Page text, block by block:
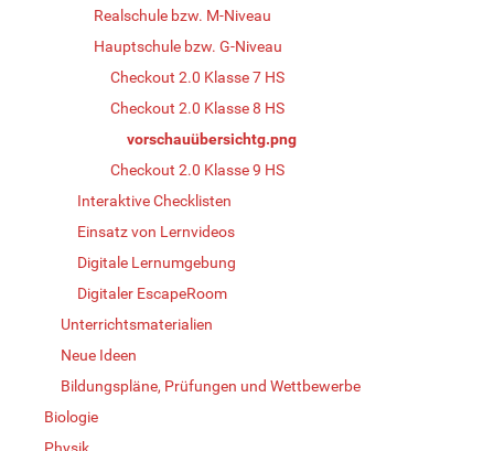
Realschule bzw. M-Niveau
Hauptschule bzw. G-Niveau
Checkout 2.0 Klasse 7 HS
Checkout 2.0 Klasse 8 HS
vorschauübersichtg.png
Checkout 2.0 Klasse 9 HS
Interaktive Checklisten
Einsatz von Lernvideos
Digitale Lernumgebung
Digitaler EscapeRoom
Unterrichtsmaterialien
Neue Ideen
Bildungspläne, Prüfungen und Wettbewerbe
Biologie